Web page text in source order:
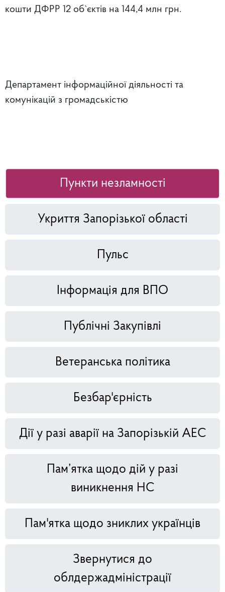
кошти ДФРР 12 об`єктів на 144,4 млн грн.
Департамент інформаційної діяльності та
комунікацій з громадськістю
Пункти незламності
Укриття Запорізької області
Пульс
Інформація для ВПО
Публічні Закупівлі
Ветеранська політика
Безбар'єрність
Дії у разі аварії на Запорізькій АЕС
Пам’ятка щодо дій у разі
виникнення НС
Пам'ятка щодо зниклих українців
Звернутися до
облдержадміністрації